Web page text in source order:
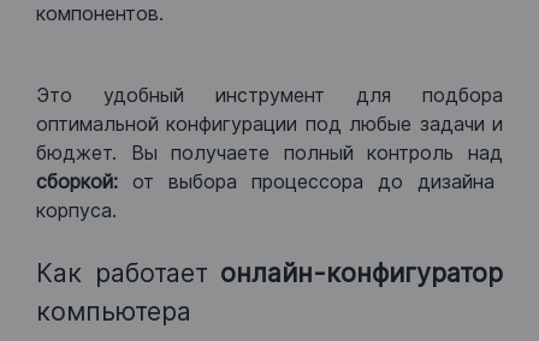
компонентов.
Это удобный инструмент для подбора
оптимальной конфигурации под любые задачи и
бюджет. Вы получаете полный контроль над
сборкой: от выбора процессора до дизайна
корпуса.
Как работает онлайн-конфигуратор
компьютера